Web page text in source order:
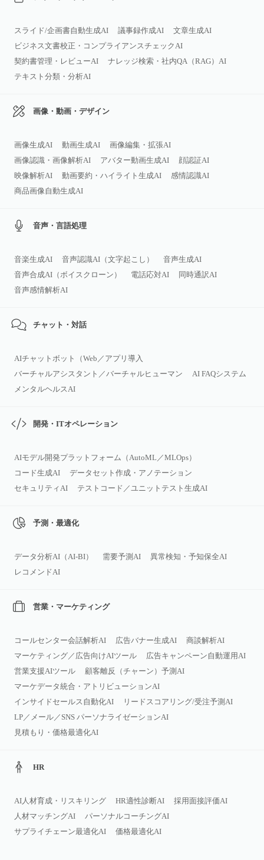
スライド/企画書自動生成AI 議事録作成AI
文章生成AI
ビジネス文書校正・コンプライアンスチェックAI
契約書管理・レビューAI
ナレッジ検索・社内QA（RAG）AI
テキスト分類・分析AI
画像・動画・デザイン
画像生成AI 動画生成AI
画像編集・拡張AI
画像認識・画像解析AI
アバター動画生成AI
顔認証AI
映像解析AI
動画要約・ハイライト生成AI
感情認識AI
商品画像自動生成AI
音声・言語処理
音楽生成AI 音声認識AI（文字起こし）
音声生成AI
音声合成AI（ボイスクローン）
電話応対AI
同時通訳AI
音声感情解析AI
チャット・対話
AIチャットボット（Web／アプリ導入
バーチャルアシスタント／バーチャルヒューマン
AI FAQシステム
メンタルヘルスAI
開発・ITオペレーション
AIモデル開発プラットフォーム（AutoML／MLOps）
コード生成AI
データセット作成・アノテーション
セキュリティAI
テストコード／ユニットテスト生成AI
予測・最適化
データ分析AI（AI‑BI） 需要予測AI
異常検知・予知保全AI
レコメンドAI
営業・マーケティング
コールセンター会話解析AI 広告バナー生成AI
商談解析AI
マーケティング／広告向けAIツール
広告キャンペーン自動運用AI
営業支援AIツール
顧客離反（チャーン）予測AI
マーケデータ統合・アトリビューションAI
インサイドセールス自動化AI
リードスコアリング/受注予測AI
LP／メール／SNS パーソナライゼーションAI
見積もり・価格最適化AI
HR
AI人材育成・リスキリング HR適性診断AI
採用面接評価AI
人材マッチングAI
パーソナルコーチングAI
サプライチェーン最適化AI
価格最適化AI